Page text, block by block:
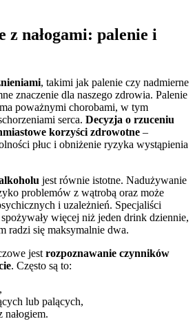
z nałogami: palenie i
, takimi jak palenie czy nadmierne
znaczenie dla naszego zdrowia. Palenie
poważnymi chorobami, w tym
serca. Decyzja o rzuceniu
korzyści zdrowotne –
płuc i obniżenie ryzyka wystąpienia
jest równie istotne. Nadużywanie
problemów z wątrobą oraz może
i uzależnień. Specjaliści
więcej niż jeden drink dziennie,
radzi się maksymalnie dwa.
jest rozpoznawanie czynników
. Często są to:
lub palących,
nałogiem.